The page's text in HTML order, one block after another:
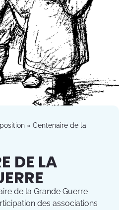
» Centenaire de la
DE LA
de la Grande Guerre
des associations